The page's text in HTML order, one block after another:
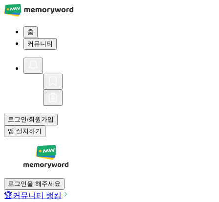
홈
커뮤니티
로그인/회원가입
앱 설치하기
로그인을 해주세요
🏆커뮤니티 랭킹